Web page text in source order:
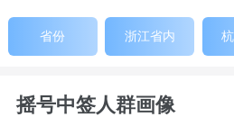
省份 浙江省内
摇号中签人群画像